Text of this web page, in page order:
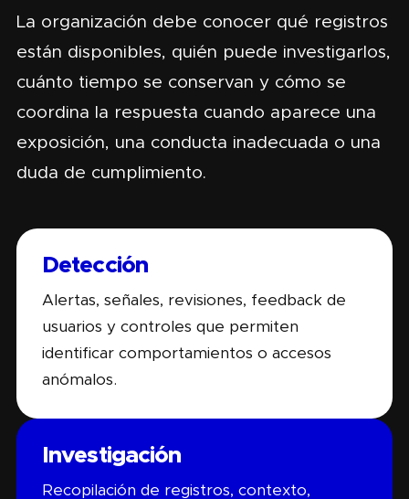
La organización debe conocer qué registros
están disponibles, quién puede investigarlos,
cuánto tiempo se conservan y cómo se
coordina la respuesta cuando aparece una
exposición, una conducta inadecuada o una
duda de cumplimiento.
Detección
Alertas, señales, revisiones, feedback de
usuarios y controles que permiten
identificar comportamientos o accesos
anómalos.
Investigación
Recopilación de registros, contexto,